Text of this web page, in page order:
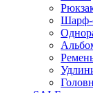
Шарф-